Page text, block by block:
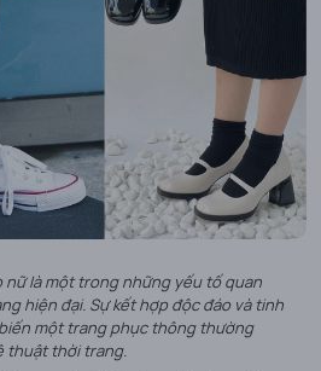
nữ là một trong những yếu tố quan
hiện đại. Sự kết hợp độc đáo và tinh
một trang phục thông thường
thuật thời trang.